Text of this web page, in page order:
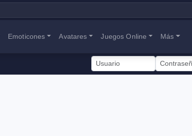
Emoticones Avatares Juegos Online Más